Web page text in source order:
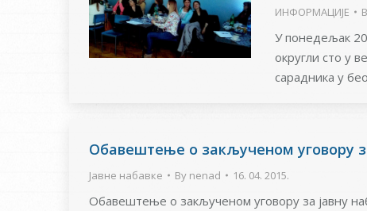
ИНФОРМАЦИЈЕ
У понедељак
округли сто у
сарадника у
Обавештење о закљученом уговору
Јавне набавке By nenad 16. 04. 2015.
Обавештење о закљученом уговору за јавну